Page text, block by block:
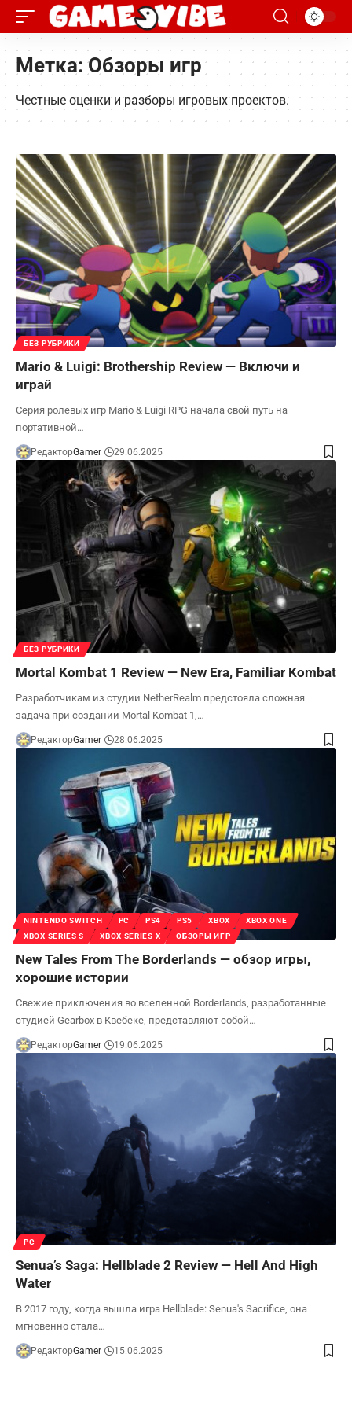
Метка:Обзоры игр
Честные оценки и разборы игровых проектов.
БЕЗ РУБРИКИ
Mario & Luigi: Brothership Review — Включи и
играй
Серия ролевых игр Mario & Luigi RPG начала свой путь на
портативной…
РедакторGamer 29.06.2025
БЕЗ РУБРИКИ
Mortal Kombat 1 Review — New Era, Familiar Kombat
Разработчикам из студии NetherRealm предстояла сложная
задача при создании Mortal Kombat 1,…
РедакторGamer 28.06.2025
NINTENDO SWITCH PC PS4 PS5 XBOX
XBOX ONE
XBOX SERIES S
XBOX SERIES X ОБЗОРЫ ИГР
New Tales From The Borderlands — обзор игры,
хорошие истории
Свежие приключения во вселенной Borderlands, разработанные
студией Gearbox в Квебеке, представляют собой…
РедакторGamer 19.06.2025
PC
Senua’s Saga: Hellblade 2 Review — Hell And High
Water
В 2017 году, когда вышла игра Hellblade: Senua's Sacrifice, она
мгновенно стала…
РедакторGamer 15.06.2025